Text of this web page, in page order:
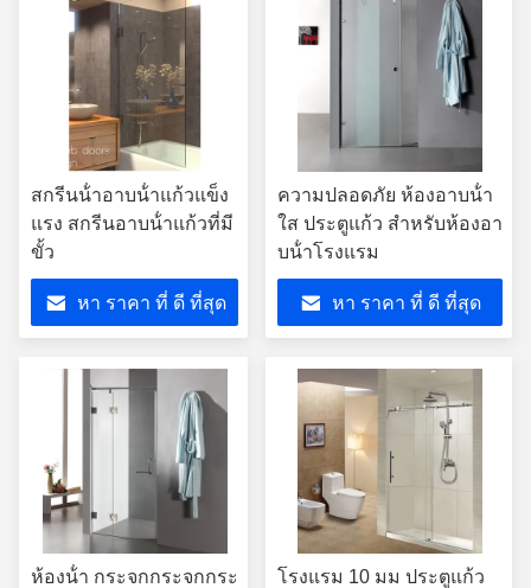
สกรีนน้ําอาบน้ําแก้วแข็ง
แรง สกรีนอาบน้ําแก้วที่มี
ขั้ว
หา ราคา ที่ ดี ที่สุด
ความปลอดภัย ห้องอาบน้ํา
ใส ประตูแก้ว สําหรับห้องอา
บน้ําโรงแรม
หา ราคา ที่ ดี ที่สุด
ห้องน้ํา กระจกกระจกกระ
โรงแรม 10 มม ประตูแก้ว